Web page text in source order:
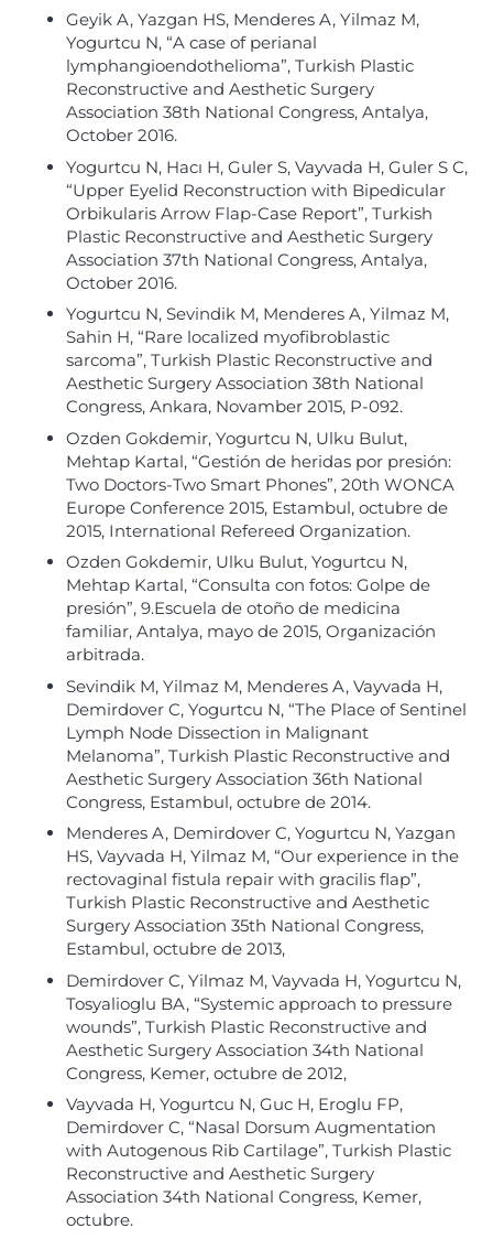
Geyik A, Yazgan HS, Menderes A, Yilmaz M,
Yogurtcu N, “A case of perianal
lymphangioendothelioma”, Turkish Plastic
Reconstructive and Aesthetic Surgery
Association 38th National Congress, Antalya,
October 2016.
Yogurtcu N, Hacı H, Guler S, Vayvada H, Guler S C,
“Upper Eyelid Reconstruction with Bipedicular
Orbikularis Arrow Flap-Case Report”, Turkish
Plastic Reconstructive and Aesthetic Surgery
Association 37th National Congress, Antalya,
October 2016.
Yogurtcu N, Sevindik M, Menderes A, Yilmaz M,
Sahin H, “Rare localized myofibroblastic
sarcoma”, Turkish Plastic Reconstructive and
Aesthetic Surgery Association 38th National
Congress, Ankara, Novamber 2015, P-092.
Ozden Gokdemir, Yogurtcu N, Ulku Bulut,
Mehtap Kartal, “Gestión de heridas por presión:
Two Doctors-Two Smart Phones”, 20th WONCA
Europe Conference 2015, Estambul, octubre de
2015, International Refereed Organization.
Ozden Gokdemir, Ulku Bulut, Yogurtcu N,
Mehtap Kartal, “Consulta con fotos: Golpe de
presión”, 9.Escuela de otoño de medicina
familiar, Antalya, mayo de 2015, Organización
arbitrada.
Sevindik M, Yilmaz M, Menderes A, Vayvada H,
Demirdover C, Yogurtcu N, “The Place of Sentinel
Lymph Node Dissection in Malignant
Melanoma”, Turkish Plastic Reconstructive and
Aesthetic Surgery Association 36th National
Congress, Estambul, octubre de 2014.
Menderes A, Demirdover C, Yogurtcu N, Yazgan
HS, Vayvada H, Yilmaz M, “Our experience in the
rectovaginal fistula repair with gracilis flap”,
Turkish Plastic Reconstructive and Aesthetic
Surgery Association 35th National Congress,
Estambul, octubre de 2013,
Demirdover C, Yilmaz M, Vayvada H, Yogurtcu N,
Tosyalioglu BA, “Systemic approach to pressure
wounds”, Turkish Plastic Reconstructive and
Aesthetic Surgery Association 34th National
Congress, Kemer, octubre de 2012,
Vayvada H, Yogurtcu N, Guc H, Eroglu FP,
Demirdover C, “Nasal Dorsum Augmentation
with Autogenous Rib Cartilage”, Turkish Plastic
Reconstructive and Aesthetic Surgery
Association 34th National Congress, Kemer,
octubre.